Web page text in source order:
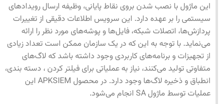
این ماژول با نصب شدن بروی نقاط پایانی، وظیفه ارسال رویدادهای
سیستمی را بر عهده دارد. این سرویس اطلاعات دقیقی از تغییرات
پردازش‌ها، اتصلات شبکه، فایل‌ها و پوشه‌های مورد نظر را ارائه
می‌نماید. با توجه به این که در یک سازمان ممکن است تعداد زیادی
از تجهیزات و برنامه‌های کاربردی وجود داشته باشد که لاگ‌های
متفاوتی تولید می‌کنند، نیاز به عملیاتی برای فیلتر کردن ، دسته بندی،
انطباق و ذخیره لاگ‌ها وجود دارد. در محصول APKSIEM این
عملیات توسط ماژول SA انجام می‌شود.